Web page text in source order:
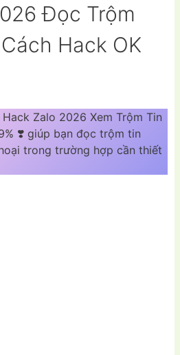
Đọc Trộm
Hack OK
Zalo 2026 Xem Trộm Tin
❣️ giúp bạn đọc trộm tin
trong trường hợp cần thiết